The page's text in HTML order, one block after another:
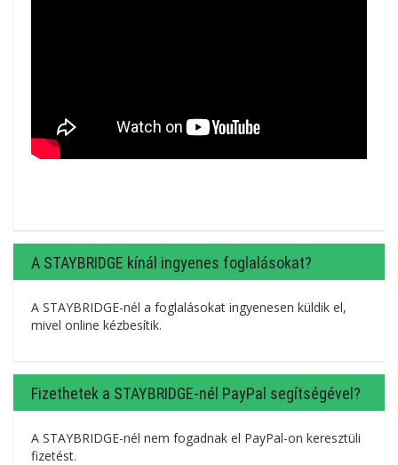
A STAYBRIDGE kínál ingyenes foglalásokat?
A STAYBRIDGE-nél a foglalásokat ingyenesen küldik el,
mivel online kézbesítik.
Fizethetek a STAYBRIDGE-nél PayPal segítségével?
A STAYBRIDGE-nél nem fogadnak el PayPal-on keresztüli
fizetést.